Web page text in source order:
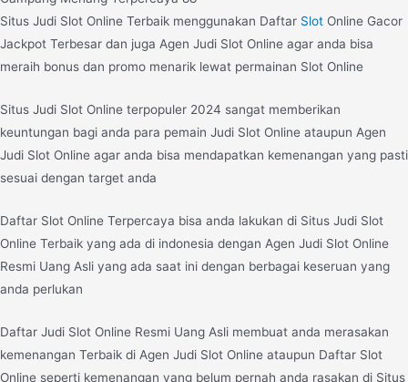
Situs Judi Slot Online Terbaik menggunakan Daftar Slot Online Gacor
Jackpot Terbesar dan juga Agen Judi Slot Online agar anda bisa
meraih bonus dan promo menarik lewat permainan Slot Online
Situs Judi Slot Online terpopuler 2024 sangat memberikan
keuntungan bagi anda para pemain Judi Slot Online ataupun Agen
Judi Slot Online agar anda bisa mendapatkan kemenangan yang pasti
sesuai dengan target anda
Daftar Slot Online Terpercaya bisa anda lakukan di Situs Judi Slot
Online Terbaik yang ada di indonesia dengan Agen Judi Slot Online
Resmi Uang Asli yang ada saat ini dengan berbagai keseruan yang
anda perlukan
Daftar Judi Slot Online Resmi Uang Asli membuat anda merasakan
kemenangan Terbaik di Agen Judi Slot Online ataupun Daftar Slot
Online seperti kemenangan yang belum pernah anda rasakan di Situs